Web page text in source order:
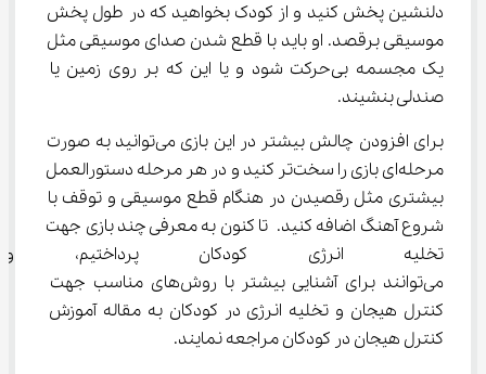
دلنشین پخش کنید و از کودک بخواهید که در طول پخش
موسیقی برقصد. او باید با قطع شدن صدای موسیقی مثل
یک مجسمه بی‌حرکت شود و یا این که بر روی زمین یا
صندلی بنشیند.
برای افزودن چالش بیشتر در این بازی می‌توانید به صورت
مرحله‌ای بازی را سخت‌تر کنید و در هر مرحله دستورالعمل
بیشتری مثل رقصیدن در هنگام قطع موسیقی و توقف با
شروع آهنگ اضافه کنید. تا کنون به معرفی چند بازی جهت
تخلیه انرژی کودکان
می‌توانند برای آشنایی بیشتر با روش‌های مناسب جهت
کنترل هیجان و تخلیه انرژی در کودکان به مقاله آموزش
کنترل هیجان در کودکان مراجعه نمایند.